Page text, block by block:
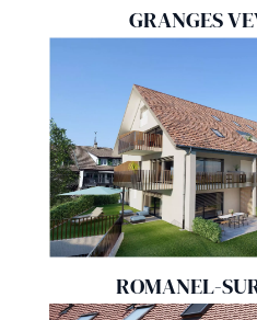
GRANGES
ROMANEL-